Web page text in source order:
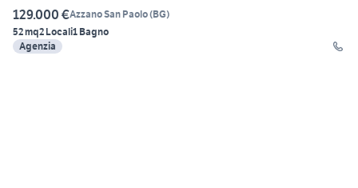
129.000 €Azzano San Paolo(BG)
52 mq2 Locali1 Bagno
Agenzia